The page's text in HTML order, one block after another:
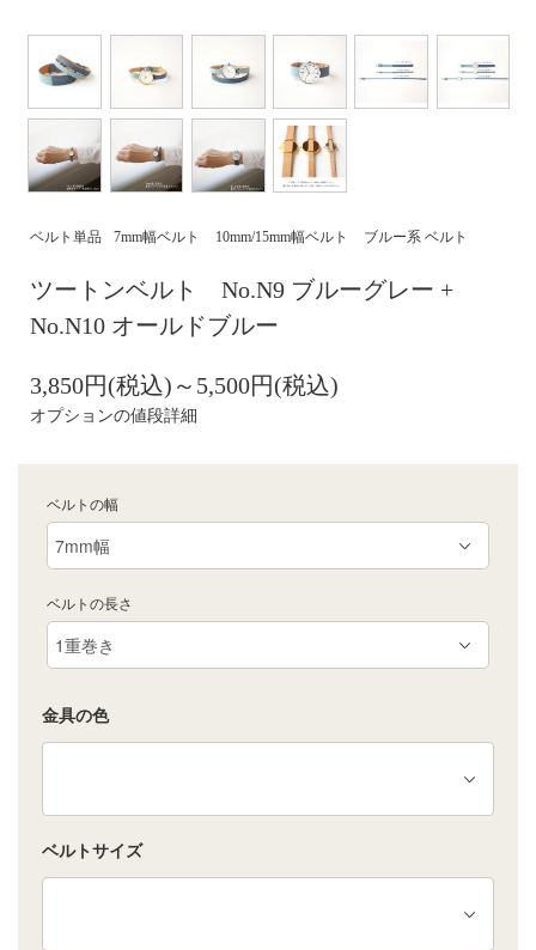
ベルト単品 7mm幅ベルト 10mm/15mm幅ベルト ブルー系 ベルト
ツートンベルト No.N9 ブルーグレー +
No.N10 オールドブルー
3,850円(税込)～5,500円(税込)
オプションの値段詳細
ベルトの幅
ベルトの長さ
金具の色
ベルトサイズ